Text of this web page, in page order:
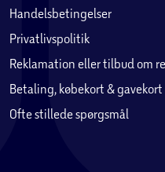
Handelsbetingelser
Privatlivspolitik
Reklamation eller tilbud om
Betaling, købekort & gavekort
Ofte stillede spørgsmål